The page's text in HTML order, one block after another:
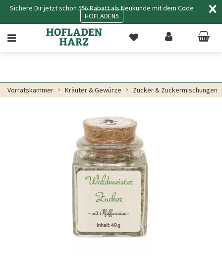
Sichere Dir jetzt schon 5% Rabatt als Neukunde mit dem Code
HOFLADEN5
Vorratskammer Kräuter & Gewürze Zucker & Zuckermischungen